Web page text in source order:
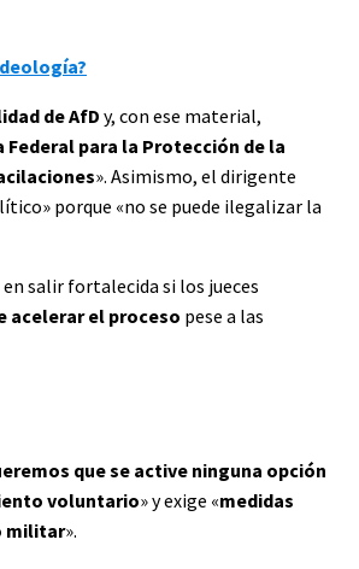
de AfD y, con ese material,
Federal para la Protección de la
». Asimismo, el dirigente
porque «no se puede ilegalizar la
salir fortalecida si los jueces
acelerar el proceso pese a las
que se active ninguna opción
voluntario» y exige «medidas
militar».